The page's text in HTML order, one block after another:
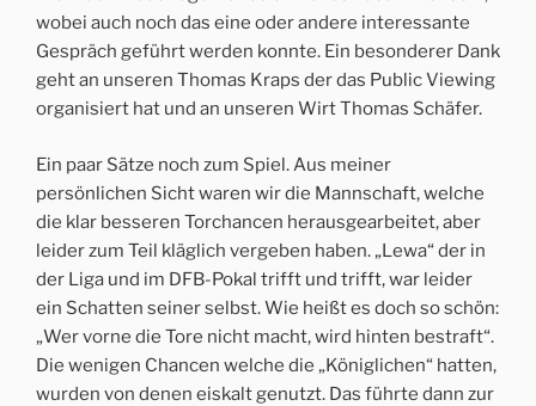
wobei auch noch das eine oder andere interessante
Gespräch geführt werden konnte. Ein besonderer Dank
geht an unseren Thomas Kraps der das Public Viewing
organisiert hat und an unseren Wirt Thomas Schäfer.
Ein paar Sätze noch zum Spiel. Aus meiner
persönlichen Sicht waren wir die Mannschaft, welche
die klar besseren Torchancen herausgearbeitet, aber
leider zum Teil kläglich vergeben haben. „Lewa“ der in
der Liga und im DFB-Pokal trifft und trifft, war leider
ein Schatten seiner selbst. Wie heißt es doch so schön:
„Wer vorne die Tore nicht macht, wird hinten bestraft“.
Die wenigen Chancen welche die „Königlichen“ hatten,
wurden von denen eiskalt genutzt. Das führte dann zur